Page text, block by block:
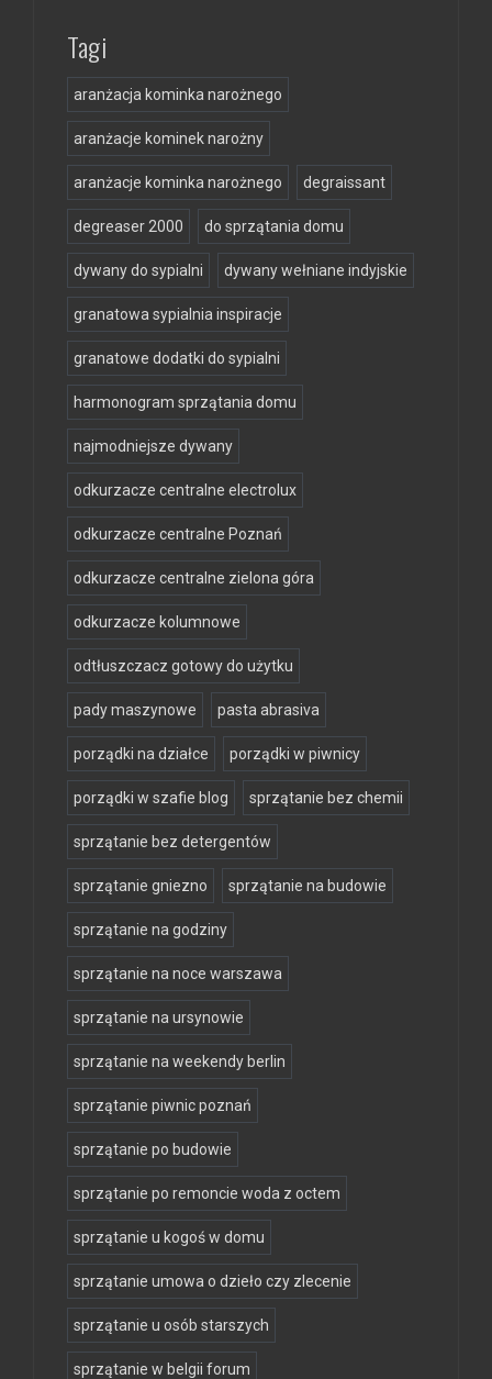
Tagi
aranżacja kominka narożnego
aranżacje kominek narożny
aranżacje kominka narożnego degraissant
degreaser 2000 do sprzątania domu
dywany do sypialni dywany wełniane indyjskie
granatowa sypialnia inspiracje
granatowe dodatki do sypialni
harmonogram sprzątania domu
najmodniejsze dywany
odkurzacze centralne electrolux
odkurzacze centralne Poznań
odkurzacze centralne zielona góra
odkurzacze kolumnowe
odtłuszczacz gotowy do użytku
pady maszynowe pasta abrasiva
porządki na działce porządki w piwnicy
porządki w szafie blog sprzątanie bez chemii
sprzątanie bez detergentów
sprzątanie gniezno sprzątanie na budowie
sprzątanie na godziny
sprzątanie na noce warszawa
sprzątanie na ursynowie
sprzątanie na weekendy berlin
sprzątanie piwnic poznań
sprzątanie po budowie
sprzątanie po remoncie woda z octem
sprzątanie u kogoś w domu
sprzątanie umowa o dzieło czy zlecenie
sprzątanie u osób starszych
sprzątanie w belgii forum